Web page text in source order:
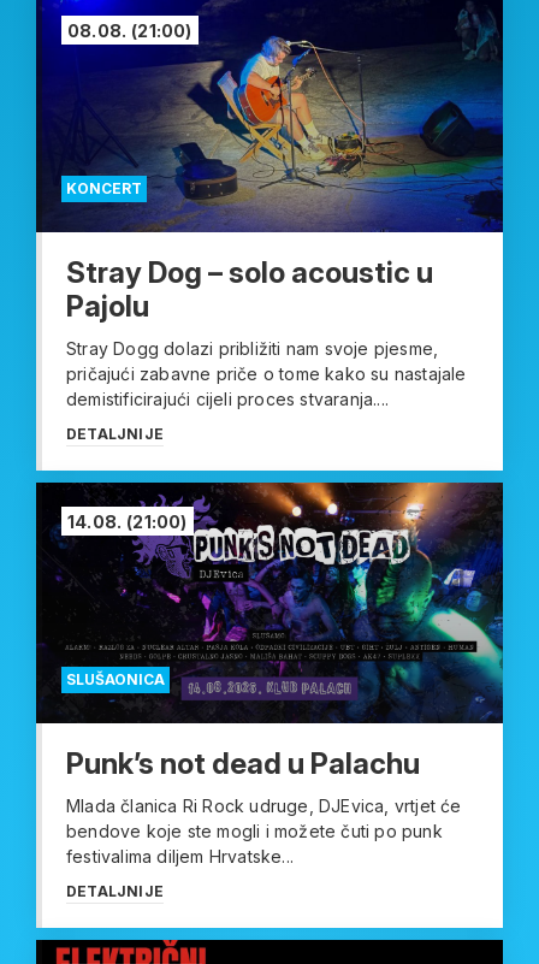
KONCERT
08.08. (21:00)
Stray Dog – solo acoustic u
Pajolu
Stray Dogg dolazi približiti nam svoje pjesme,
pričajući zabavne priče o tome kako su nastajale
demistificirajući cijeli proces stvaranja....
DETALJNIJE
SLUŠAONICA
14.08. (21:00)
Punk’s not dead u Palachu
Mlada članica Ri Rock udruge, DJEvica, vrtjet će
bendove koje ste mogli i možete čuti po punk
festivalima diljem Hrvatske...
DETALJNIJE